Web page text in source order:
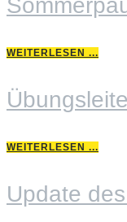
WEITERLESEN ...
WEITERLESEN ...
Update